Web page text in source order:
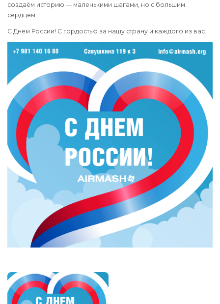
создаём историю — маленькими шагами, но с большим
сердцем.
С Днём России! С гордостью за нашу страну и каждого из вас.